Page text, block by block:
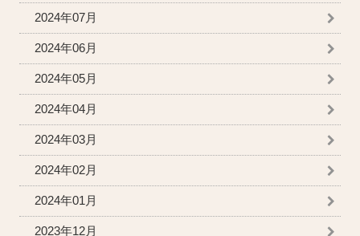
2024年07月
2024年06月
2024年05月
2024年04月
2024年03月
2024年02月
2024年01月
2023年12月